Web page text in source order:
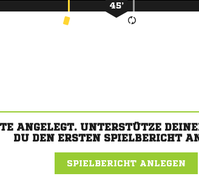
45’
ANGELEGT. UNTERSTÜTZE
DU DEN ERSTEN SPIELBERICHT
SPIELBERICHT ANLEGEN